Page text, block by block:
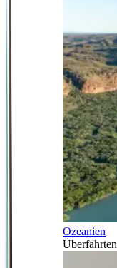
Ozeanien
Überfahrten